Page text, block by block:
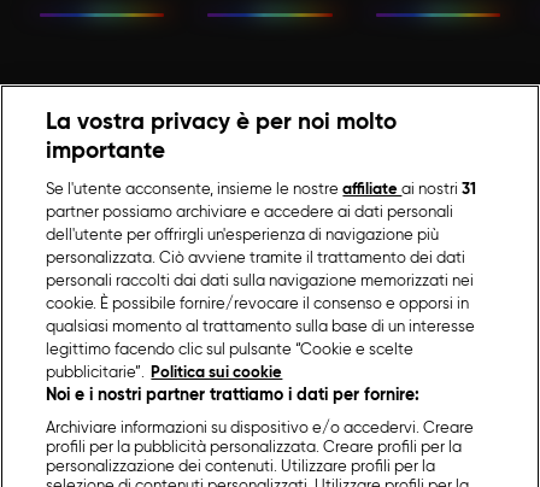
La vostra privacy è per noi molto
importante
Se l'utente acconsente, insieme le nostreaffiliateai nostri31
partner possiamo archiviare e accedere ai dati personali
dell'utente per offrirgli un'esperienza di navigazione più
personalizzata. Ciò avviene tramite il trattamento dei dati
personali raccolti dai dati sulla navigazione memorizzati nei
cookie. È possibile fornire/revocare il consenso e opporsi in
qualsiasi momento al trattamento sulla base di un interesse
legittimo facendo clic sul pulsante “Cookie e scelte
pubblicitarie”.
Politica sui cookie
Noi e i nostri partner trattiamo i dati per fornire:
Archiviare informazioni su dispositivo e/o accedervi. Creare
profili per la pubblicità personalizzata. Creare profili per la
personalizzazione dei contenuti. Utilizzare profili per la